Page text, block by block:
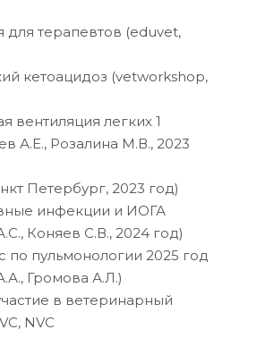
для терапевтов (eduvet,
кетоацидоз (vetworkshop,
вентиляция легких 1
А.Е., Розалина М.В., 2023
Петербург, 2023 год)
инфекции и ИОГА
Коняев С.В., 2024 год)
по пульмонологии 2025 год
Громова А.Л.)
в ветеринарный
NVC